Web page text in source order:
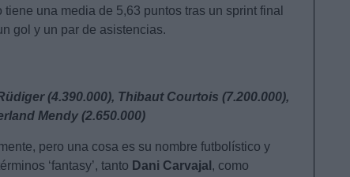
una media de 5,63 puntos tras un sprint final
gol y un par de asistencias.
(4.390.000), Thibaut Courtois (7.200.000),
Mendy (2.650.000)
pero una cosa es su nombre futbolístico y
‘fantasy’, tanto Dani Carvajal , como